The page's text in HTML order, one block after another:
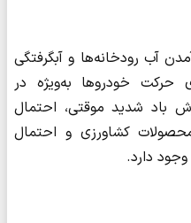
آب رودخانه‌ها و آبگرفتگی
حرکت خودروها به‌ویژه در
باد شدید موقتی، احتمال
کشاورزی و احتمال
دارد.